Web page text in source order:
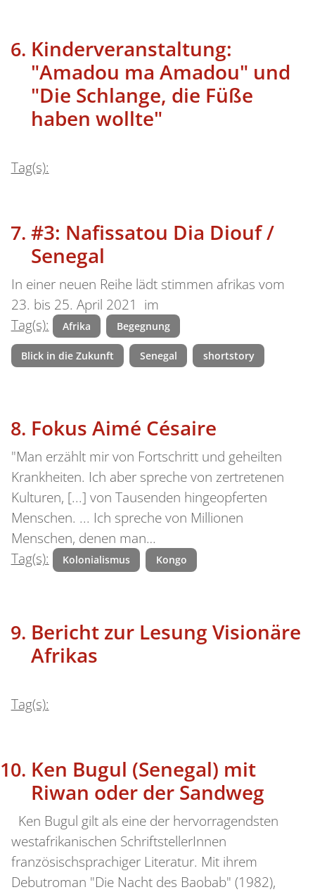
Kinderveranstaltung:
"Amadou ma Amadou" und
"Die Schlange, die Füße
haben wollte"
Tag(s):
#3: Nafissatou Dia Diouf /
Senegal
In einer neuen Reihe lädt stimmen afrikas vom
23. bis 25. April 2021 im
Tag(s):
Afrika Begegnung
Blick in die Zukunft Senegal shortstory
Fokus Aimé Césaire
"Man erzählt mir von Fortschritt und geheilten
Krankheiten. Ich aber spreche von zertretenen
Kulturen, [...] von Tausenden hingeopferten
Menschen. ... Ich spreche von Millionen
Menschen, denen man…
Tag(s):
Kolonialismus Kongo
Bericht zur Lesung Visionäre
Afrikas
Tag(s):
Ken Bugul (Senegal) mit
Riwan oder der Sandweg
Ken Bugul gilt als eine der hervorragendsten
westafrikanischen SchriftstellerInnen
französischsprachiger Literatur. Mit ihrem
Debutroman "Die Nacht des Baobab" (1982),